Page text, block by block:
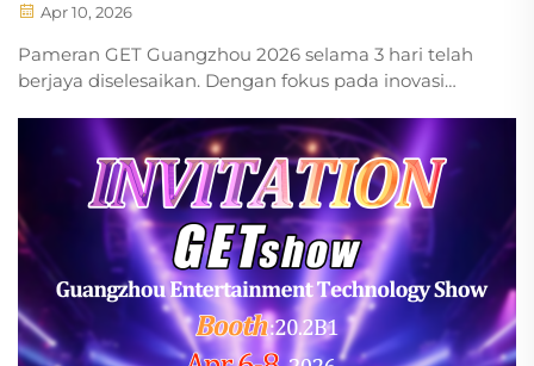
Apr 10, 2026
Pameran GET Guangzhou 2026 selama 3 hari telah
berjaya diselesaikan. Dengan fokus pada inovasi
acara ini mencapai kejayaan yang cemerlang.
Empat pelanggan jangka panjang dari Jepun hadir
untuk memeriksa produk baharu kami dan...